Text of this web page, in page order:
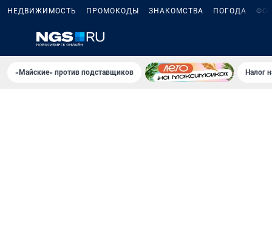
НЕДВИЖИМОСТЬ ПРОМОКОДЫ ЗНАКОМСТВА ПОГОДА
«Майские» против подставщиков Налог